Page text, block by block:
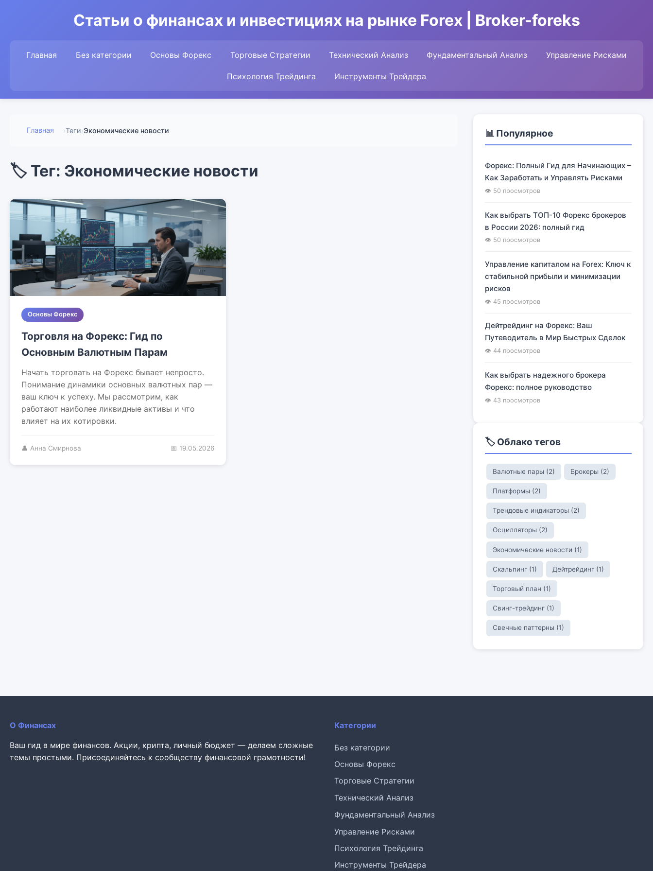
Статьи о финансах и инвестициях на рынке Forex | Broker-foreks
Главная Без категории Основы Форекс Торговые Стратегии Технический Анализ Фундаментальный Анализ Управление Рисками
Психология Трейдинга Инструменты Трейдера
Главная ›Теги›Экономические новости
🏷️ Тег: Экономические новости
Основы Форекс
Торговля на Форекс: Гид по
Основным Валютным Парам
Начать торговать на Форекс бывает непросто.
Понимание динамики основных валютных пар —
ваш ключ к успеху. Мы рассмотрим, как
работают наиболее ликвидные активы и что
влияет на их котировки.
👤 Анна Смирнова 📅 19.05.2026
📊 Популярное
Форекс: Полный Гид для Начинающих –
Как Заработать и Управлять Рисками
👁 50 просмотров
Как выбрать ТОП-10 Форекс брокеров
в России 2026: полный гид
👁 50 просмотров
Управление капиталом на Forex: Ключ к
стабильной прибыли и минимизации
рисков
👁 45 просмотров
Дейтрейдинг на Форекс: Ваш
Путеводитель в Мир Быстрых Сделок
👁 44 просмотров
Как выбрать надежного брокера
Форекс: полное руководство
👁 43 просмотров
🏷️ Облако тегов
Валютные пары (2) Брокеры (2)
Платформы (2)
Трендовые индикаторы (2)
Осцилляторы (2)
Экономические новости (1)
Скальпинг (1) Дейтрейдинг (1)
Торговый план (1)
Свинг-трейдинг (1)
Свечные паттерны (1)
О Финансах
Ваш гид в мире финансов. Акции, крипта, личный бюджет — делаем сложные
темы простыми. Присоединяйтесь к сообществу финансовой грамотности!
Категории
Без категории
Основы Форекс
Торговые Стратегии
Технический Анализ
Фундаментальный Анализ
Управление Рисками
Психология Трейдинга
Инструменты Трейдера